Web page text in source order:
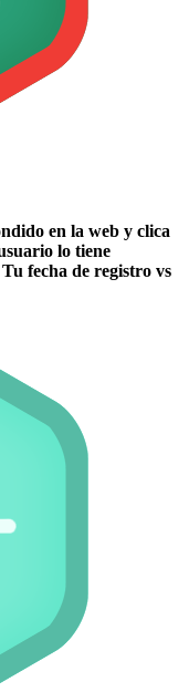
en la web y clica
lo tiene
fecha de registro vs